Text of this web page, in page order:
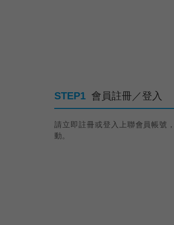
STEP1 會員註冊／登入
請立即註冊或登入上聯會員帳號
動。